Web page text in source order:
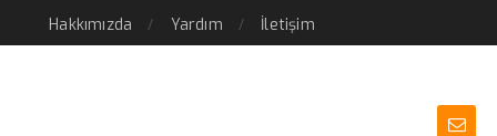
Hakkımızda
Yardım İletişim